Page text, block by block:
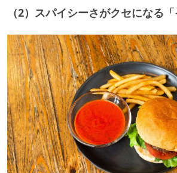
（2）スパイシーさがクセになる「